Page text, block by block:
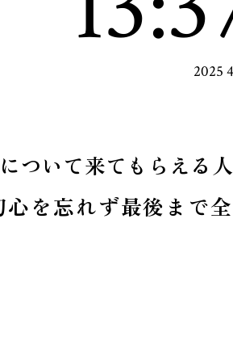
2025
ついて来てもらえる
を忘れず最後まで